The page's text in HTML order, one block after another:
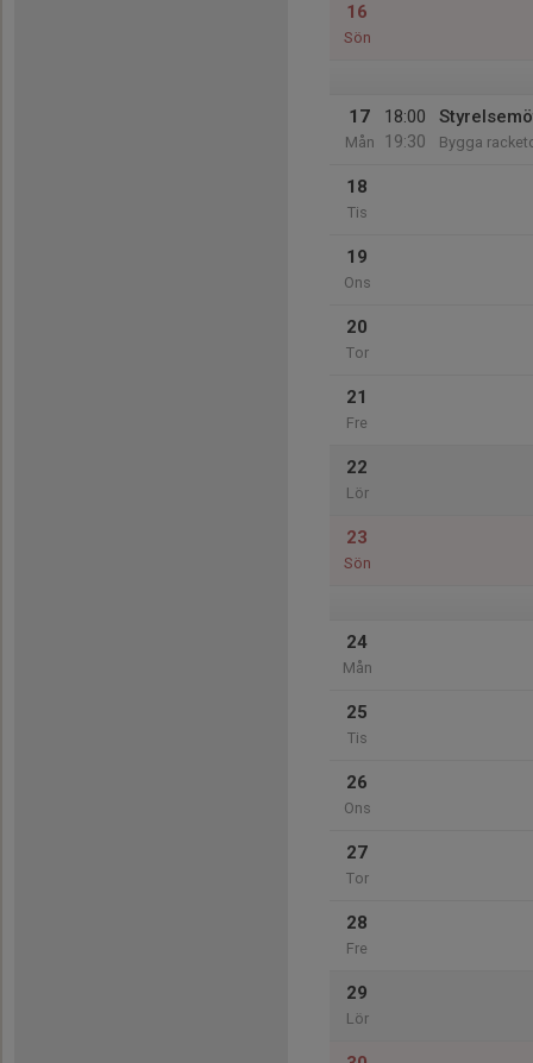
16
Sön
17
Mån
18:00
19:30
Bygga
18
Tis
19
Ons
20
Tor
21
Fre
22
Lör
23
Sön
24
Mån
25
Tis
26
Ons
27
Tor
28
Fre
29
Lör